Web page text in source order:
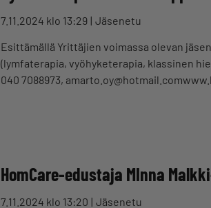
7.11.2024 klo 13:29 Jäsenetu
Esittämällä Yrittäjien voimassa olevan
(lymfaterapia, vyöhyketerapia, klassinen
040 7088973,
HomCare-edustaja MInna
7.11.2024 klo 13:20
Jäsenetu